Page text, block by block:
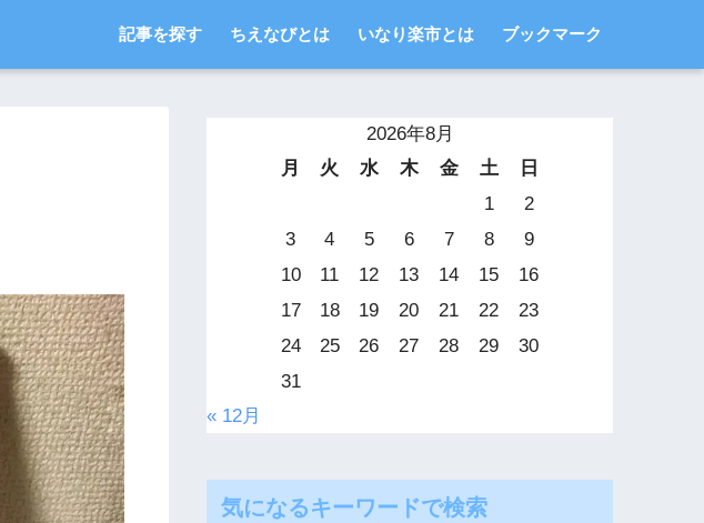
記事を探す ちえなびとは いなり楽市とは ブックマーク
2026年8月
月
火 水 木 金 土
日
1
2
3
4 5 6 7 8
9
10
11 12 13 14 15
16
17
18 19 20 21 22
23
24
25 26 27 28 29
30
31
« 12月
気になるキーワードで検索